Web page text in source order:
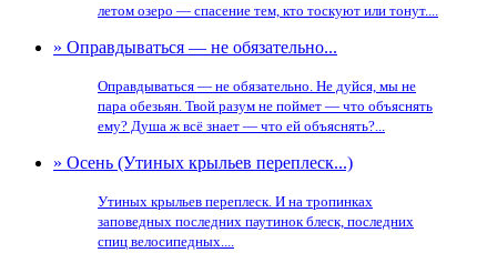
летом озеро — спасение тем, кто тоскуют или тонут....
» Оправдываться — не обязательно...
Оправдываться — не обязательно. Не дуйся, мы не
пара обезьян. Твой разум не поймет — что объяснять
ему? Душа ж всё знает — что ей объяснять?...
» Осень (Утиных крыльев переплеск...)
Утиных крыльев переплеск. И на тропинках
заповедных последних паутинок блеск, последних
спиц велосипедных....